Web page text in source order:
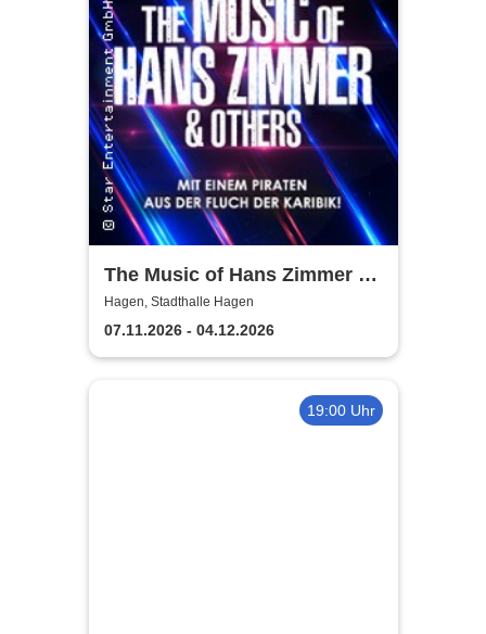
The Music of Hans Zimmer &
Others - A Celebration of Film
Music
Hagen, Stadthalle Hagen
07.11.2026 - 04.12.2026
19:00 Uhr